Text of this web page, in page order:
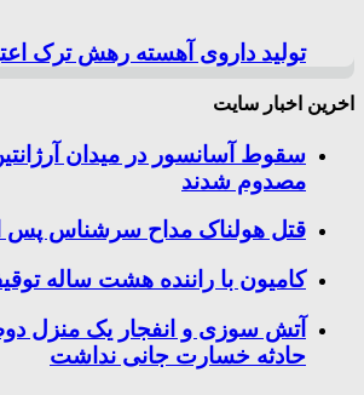
تولید داروی آهسته رهش ترک
اخرین اخبار سایت
مصدوم شدند
قتل هولناک مداح سرشناس پس
کامیون با راننده هشت ساله
آتش سوزی و انفجار یک منزل
حادثه خسارت جانی نداشت